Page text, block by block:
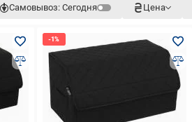
Самовывоз: Сегодня Цена